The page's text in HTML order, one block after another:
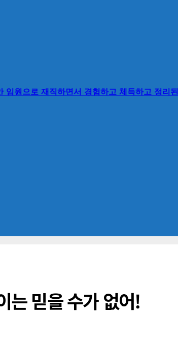
원으로 재직하면서 경험하고 체득하고 정리
는 믿을 수가 없어!